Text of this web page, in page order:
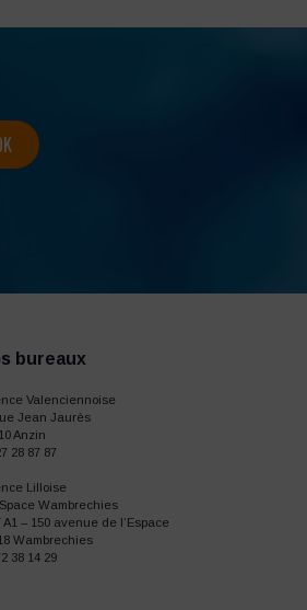
bureaux
Valenciennoise
Jean Jaurès
Anzin
28 87 87
Lilloise
Wambrechies
A1 – 150 avenue de l’Espace
Wambrechies
38 14 29